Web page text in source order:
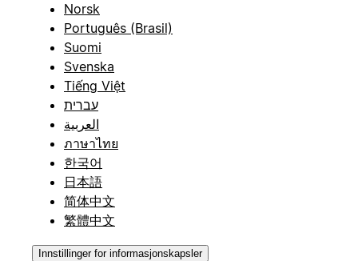
Norsk
Português (Brasil)
Suomi
Svenska
Tiếng Việt
עברית
العربية
ภาษาไทย
한국어
日本語
简体中文
繁體中文
Innstillinger for informasjonskapsler